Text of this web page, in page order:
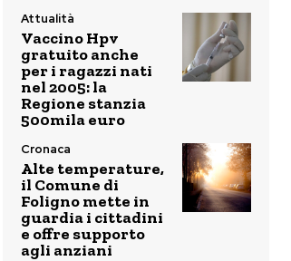
Attualità
Vaccino Hpv
gratuito anche
per i ragazzi nati
nel 2005: la
Regione stanzia
500mila euro
Cronaca
Alte temperature,
il Comune di
Foligno mette in
guardia i cittadini
e offre supporto
agli anziani